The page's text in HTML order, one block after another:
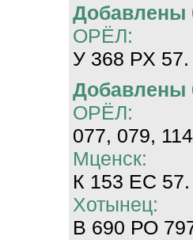
Добавлены
ОРЁЛ:
У 368 РХ 57.
Добавлены
ОРЁЛ:
077, 079,
Мценск:
К 153 ЕС 57.
Хотынец:
В 690 РО